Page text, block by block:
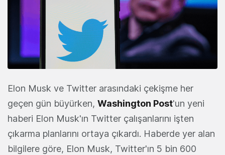
Elon Musk ve Twitter arasındaki çekişme her
geçen gün büyürken, Washington Post'un yeni
haberi Elon Musk'ın Twitter çalışanlarını işten
çıkarma planlarını ortaya çıkardı. Haberde yer alan
bilgilere göre, Elon Musk, Twitter'ın 5 bin 600